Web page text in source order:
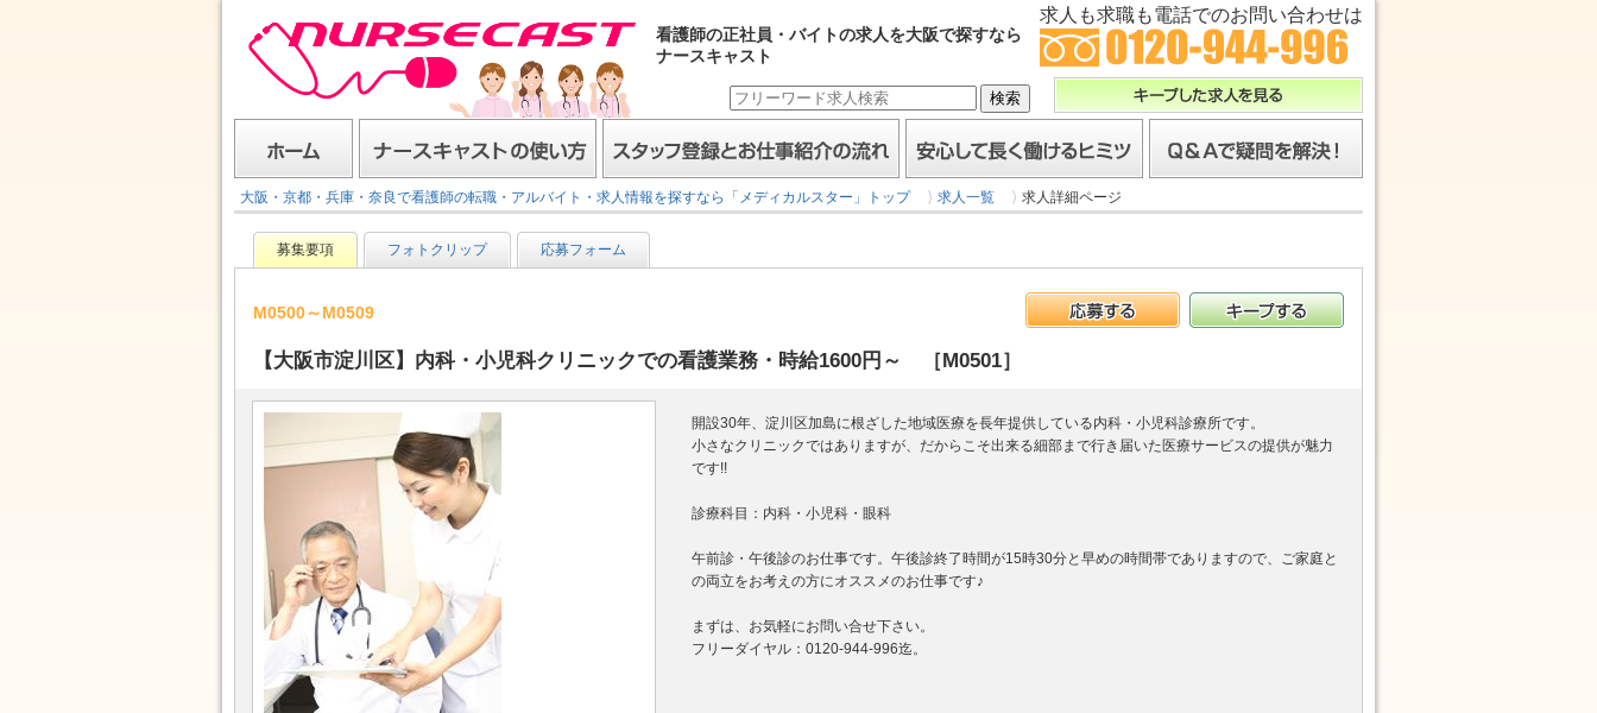
看護師の正社員・バイトの求人を大阪で探すなら
ナースキャスト
求人も求職も電話でのお問い合わせは
キープした求人を見る
ホーム ナースキャストの使い方 スタッフ登録とお仕事紹介の流れ 安心して長く働けるヒミツ
大阪・京都・兵庫・奈良で看護師の転職・アルバイト・求人情報を探すなら「メディカルスター」トップ 求人一覧 求人詳細ページ
募集要項 フォトクリップ 応募フォーム
M0500～M0509
【大阪市淀川区】内科・小児科クリニックでの看護業務・時給1600円～ ［M0501］
開設30年、淀川区加島に根ざした地域医療を長年提供している内科・小児科診療所です。
小さなクリニックではありますが、だからこそ出来る細部まで行き届いた医療サービスの提供が魅力
です!!
診療科目：内科・小児科・眼科
午前診・午後診のお仕事です。午後診終了時間が15時30分と早めの時間帯でありますので、ご家庭と
の両立をお考えの方にオススメのお仕事です♪
まずは、お気軽にお問い合せ下さい。
フリーダイヤル：0120-944-996迄。